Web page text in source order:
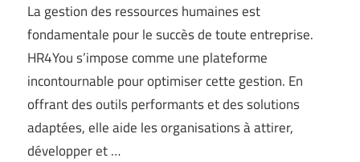
La gestion des ressources humaines est
fondamentale pour le succès de toute entreprise.
HR4You s’impose comme une plateforme
incontournable pour optimiser cette gestion. En
offrant des outils performants et des solutions
adaptées, elle aide les organisations à attirer,
développer et …